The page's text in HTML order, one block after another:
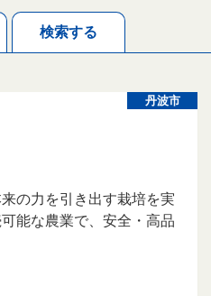
検索する
丹波市
の力を引き出す栽培を実
能な農業で、安全・高品